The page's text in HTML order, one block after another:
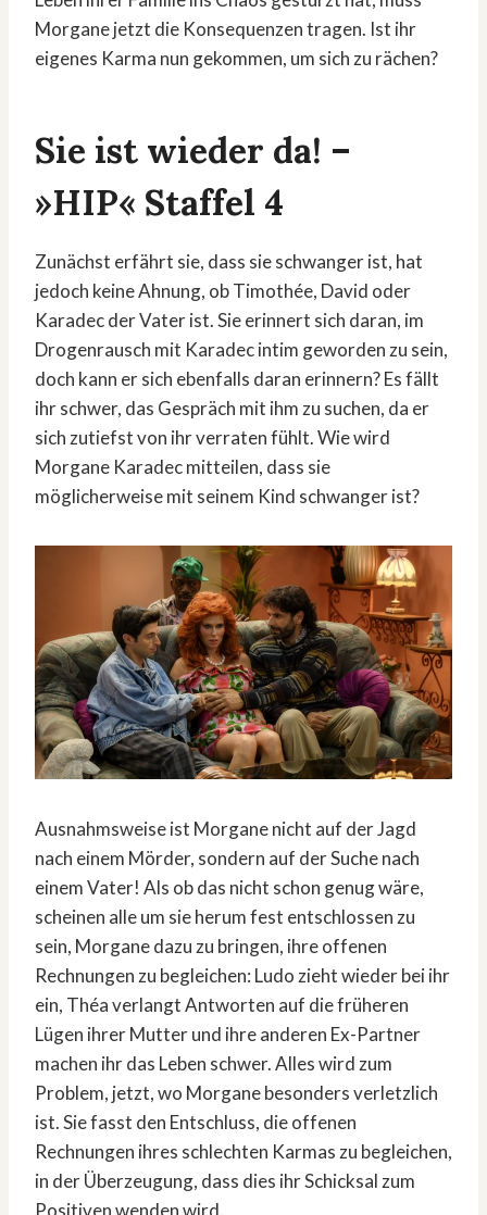
Morgane jetzt die Konsequenzen tragen. Ist ihr
eigenes Karma nun gekommen, um sich zu rächen?
Sie ist wieder da! –
»HIP« Staffel 4
Zunächst erfährt sie, dass sie schwanger ist, hat
jedoch keine Ahnung, ob Timothée, David oder
Karadec der Vater ist. Sie erinnert sich daran, im
Drogenrausch mit Karadec intim geworden zu sein,
doch kann er sich ebenfalls daran erinnern? Es fällt
ihr schwer, das Gespräch mit ihm zu suchen, da er
sich zutiefst von ihr verraten fühlt. Wie wird
Morgane Karadec mitteilen, dass sie
möglicherweise mit seinem Kind schwanger ist?
Ausnahmsweise ist Morgane nicht auf der Jagd
nach einem Mörder, sondern auf der Suche nach
einem Vater! Als ob das nicht schon genug wäre,
scheinen alle um sie herum fest entschlossen zu
sein, Morgane dazu zu bringen, ihre offenen
Rechnungen zu begleichen: Ludo zieht wieder bei ihr
ein, Théa verlangt Antworten auf die früheren
Lügen ihrer Mutter und ihre anderen Ex-Partner
machen ihr das Leben schwer. Alles wird zum
Problem, jetzt, wo Morgane besonders verletzlich
ist. Sie fasst den Entschluss, die offenen
Rechnungen ihres schlechten Karmas zu begleichen,
in der Überzeugung, dass dies ihr Schicksal zum
Positiven wenden wird.